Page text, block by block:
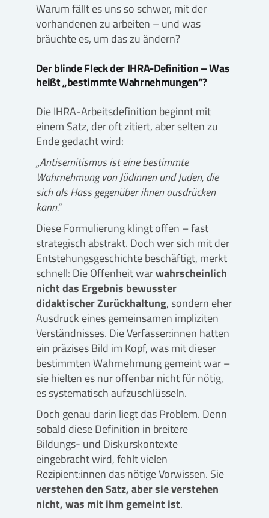
Warum fällt es uns so schwer, mit der
vorhandenen zu arbeiten – und was
bräuchte es, um das zu ändern?
Der blinde Fleck der IHRA-Definition – Was
heißt „bestimmte Wahrnehmungen“?
Die IHRA-Arbeitsdefinition beginnt mit
einem Satz, der oft zitiert, aber selten zu
Ende gedacht wird:
„Antisemitismus ist eine bestimmte
Wahrnehmung von Jüdinnen und Juden, die
sich als Hass gegenüber ihnen ausdrücken
kann.“
Diese Formulierung klingt offen – fast
strategisch abstrakt. Doch wer sich mit der
Entstehungsgeschichte beschäftigt, merkt
schnell: Die Offenheit warwahrscheinlich
nicht das Ergebnis bewusster
didaktischer Zurückhaltung, sondern eher
Ausdruck eines gemeinsamen impliziten
Verständnisses. Die Verfasser:innen hatten
ein präzises Bild im Kopf, was mit dieser
bestimmten Wahrnehmung gemeint war –
sie hielten es nur offenbar nicht für nötig,
es systematisch aufzuschlüsseln.
Doch genau darin liegt das Problem. Denn
sobald diese Definition in breitere
Bildungs- und Diskurskontexte
eingebracht wird, fehlt vielen
Rezipient:innen das nötige Vorwissen. Sie
verstehen den Satz, aber sie verstehen
nicht, was mit ihm gemeint ist.